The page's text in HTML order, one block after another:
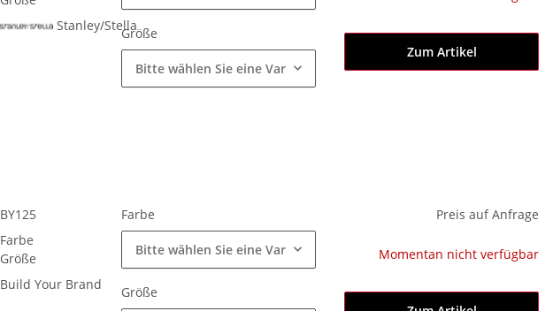
Stanley/StellaGröße
Bitte wählen Sie eine Variation.
Zum Artikel
BY125
Farbe
Größe
Build Your Brand
Farbe
Bitte wählen Sie eine Variation.
Größe
Preis auf Anfrage
Momentan nicht verfügbar